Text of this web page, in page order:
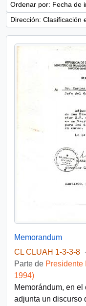
Ordenar por: Fecha de
Dirección: Clasificación
Memorandum
CL CLUAH 1-3-3-8 ·
Parte de Presidente
1994)
Memorándum, en
adjunta un discurso